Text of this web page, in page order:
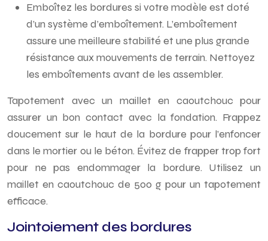
Emboîtez les bordures si votre modèle est doté
d’un système d’emboîtement. L’emboîtement
assure une meilleure stabilité et une plus grande
résistance aux mouvements de terrain. Nettoyez
les emboîtements avant de les assembler.
Tapotement avec un maillet en caoutchouc pour
assurer un bon contact avec la fondation. Frappez
doucement sur le haut de la bordure pour l’enfoncer
dans le mortier ou le béton. Évitez de frapper trop fort
pour ne pas endommager la bordure. Utilisez un
maillet en caoutchouc de 500 g pour un tapotement
efficace.
Jointoiement des bordures